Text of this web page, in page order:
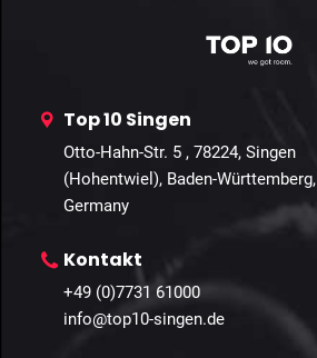
Top 10 Singen
Otto-Hahn-Str. 5 , 78224, Singen
(Hohentwiel), Baden-Württemberg,
Germany
Kontakt
+49 (0)7731 61000
info@top10-singen.de